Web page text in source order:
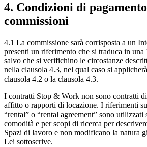
4. Condizioni di
commissioni
4.1 La commissione sarà corrisposta a un
presenti un riferimento che si traduca in una
salvo che si verifichino le circostanze
nella clausola 4.3, nel qual caso si
clausola 4.2 o la clausola 4.3.
I contratti Stop & Work non sono contratti
affitto o rapporti di locazione. I riferimenti
“rental” o “rental agreement” sono
comodità e per scopi di ricerca per
Spazi di lavoro e non modificano la natura
Lei sottoscrive.